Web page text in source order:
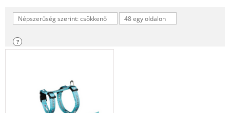
Népszerűség szerint: csökkenő 48 egy oldalon
?